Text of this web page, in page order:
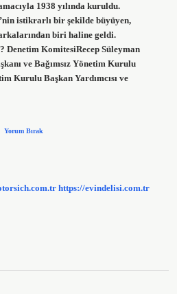
1938 yılında kuruldu.
istikrarlı bir şekilde büyüyen,
biri haline geldi.
Denetim KomitesiRecep Süleyman
ve Bağımsız Yönetim Kurulu
Kurulu Başkan Yardımcısı ve
Yorum Bırak
https://evindelisi.com.tr